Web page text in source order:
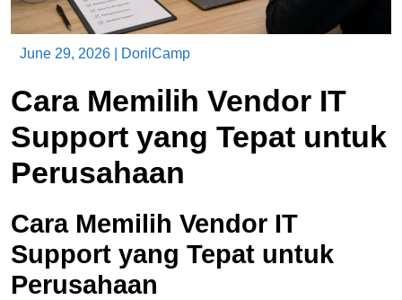
June 29, 2026 DorilCamp
Cara Memilih Vendor IT
Support yang Tepat untuk
Perusahaan
Cara Memilih Vendor IT
Support yang Tepat untuk
Perusahaan